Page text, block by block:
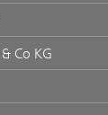
Co KG